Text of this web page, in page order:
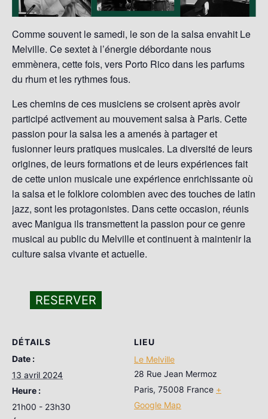
Comme souvent le samedi, le son de la salsa envahit Le
Melville. Ce sextet à l’énergie débordante nous
emmènera, cette fois, vers Porto Rico dans les parfums
du rhum et les rythmes fous.
Les chemins de ces musiciens se croisent après avoir
participé activement au mouvement salsa à Paris. Cette
passion pour la salsa les a amenés à partager et
fusionner leurs pratiques musicales. La diversité de leurs
origines, de leurs formations et de leurs expériences fait
de cette union musicale une expérience enrichissante où
la salsa et le folklore colombien avec des touches de latin
jazz, sont les protagonistes. Dans cette occasion, réunis
avec Manigua ils transmettent la passion pour ce genre
musical au public du Melville et continuent à maintenir la
culture salsa vivante et actuelle.
RESERVER
DÉTAILS
Date :
13 avril 2024
Heure :
21h00 - 23h30
LIEU
Le Melville
28 Rue Jean Mermoz
Paris, 75008 France +
Google Map